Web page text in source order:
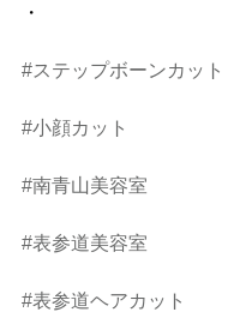
・
#ステップボーンカット
#小顔カット
#南青山美容室
#表参道美容室
#表参道ヘアカット